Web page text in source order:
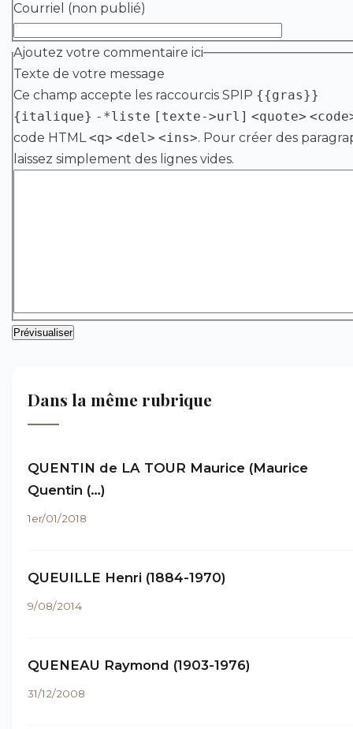
Courriel (non publié)
Ajoutez votre commentaire ici
Texte de votre message
Ce champ accepte les raccourcis SPIP {{gras}}
{italique} -*liste [texte->url] <quote>
code HTML<q> <del> <ins>. Pour créer des
laissez simplement des lignes vides.
Dans la même rubrique
QUENTIN de LA TOUR Maurice (Maurice
Quentin (…)
1er/01/2018
QUEUILLE Henri (1884-1970)
9/08/2014
QUENEAU Raymond (1903-1976)
31/12/2008